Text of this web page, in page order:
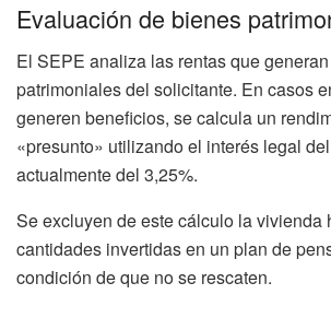
Evaluación de bienes
El SEPE analiza las rentas que
patrimoniales del solicitante. En casos
generen beneficios, se calcula un
«presunto» utilizando el interés legal
actualmente del 3,25%.
Se excluyen de este cálculo la vivienda
cantidades invertidas en un plan de
condición de que no se rescaten.